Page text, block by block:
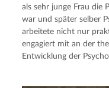
als sehr junge Frau die
war und später selber
arbeitete nicht nur
engagiert mit an der
Entwicklung der